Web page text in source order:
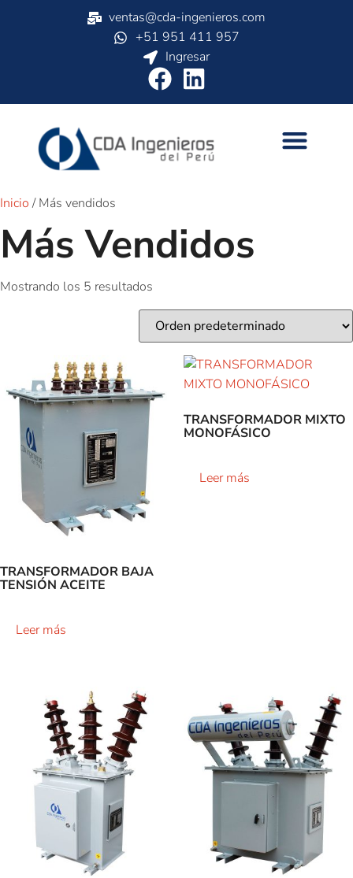
ventas@cda-ingenieros.com
+51 951 411 957
Ingresar
Inicio/ Más vendidos
Más Vendidos
Mostrando los 5 resultados
TRANSFORMADOR BAJA
TENSIÓN ACEITE
Leer más
TRANSFORMADOR MIXTO
MONOFÁSICO
Leer más